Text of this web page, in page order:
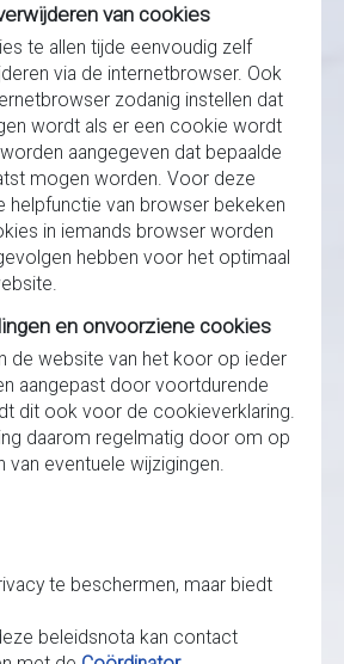
van cookies
te allen tijde eenvoudig zelf
via de internetbrowser. Ook
zodanig instellen dat
wordt als er een cookie wordt
aangegeven dat bepaalde
mogen worden. Voor deze
helpfunctie van browser bekeken
in iemands browser worden
hebben voor het optimaal
en onvoorziene cookies
de website van het koor op ieder
aangepast door voortdurende
dit ook voor de cookieverklaring.
daarom regelmatig door om op
eventuele wijzigingen.
te beschermen, maar biedt
beleidsnota kan contact